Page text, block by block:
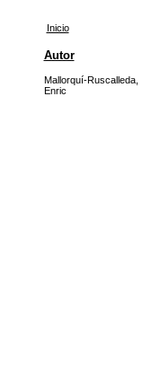
Inicio
Autor
Mallorquí-Ruscalleda,
Enric